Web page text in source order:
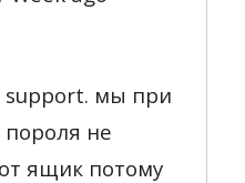
support. мы при
не
ящик потому